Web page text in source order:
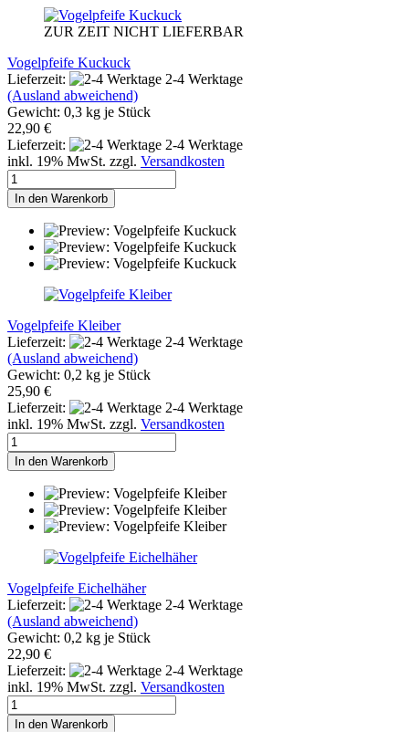
ZUR ZEIT NICHT LIEFERBAR
Vogelpfeife Kuckuck
Lieferzeit:
2-4 Werktage
(Ausland abweichend)
Gewicht: 0,3 kg je Stück
22,90 €
Lieferzeit:
2-4 Werktage
inkl. 19% MwSt. zzgl. Versandkosten
In den Warenkorb
Vogelpfeife Kleiber
Lieferzeit:
2-4 Werktage
(Ausland abweichend)
Gewicht: 0,2 kg je Stück
25,90 €
Lieferzeit:
2-4 Werktage
inkl. 19% MwSt. zzgl. Versandkosten
In den Warenkorb
Vogelpfeife Eichelhäher
Lieferzeit:
2-4 Werktage
(Ausland abweichend)
Gewicht: 0,2 kg je Stück
22,90 €
Lieferzeit:
2-4 Werktage
inkl. 19% MwSt. zzgl. Versandkosten
In den Warenkorb